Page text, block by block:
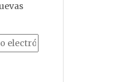
electrónico